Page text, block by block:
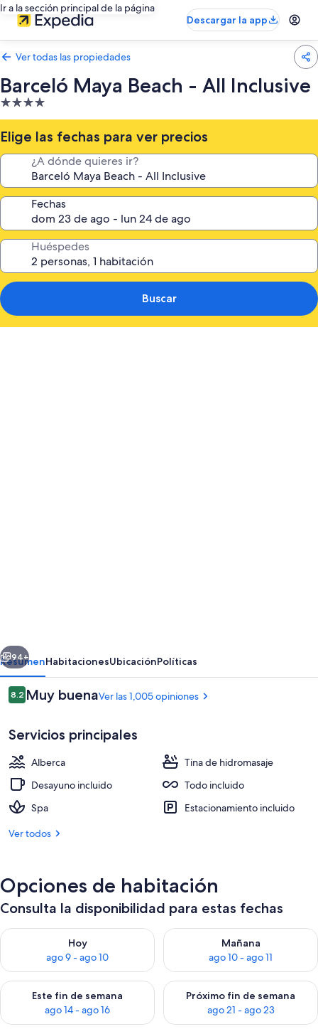
Ir a la sección principal de la página
Descargar la app
Ver todas las propiedades
Barceló Maya Beach - All Inclusive
Propiedad
de
4.0
estrellas
Elige las fechas para ver precios
¿A dónde quieres ir?
Fechas
Huéspedes
Buscar
All
Inclusive
Exterior
Siguiente
94+
ResumenHabitacionesUbicaciónPolíticas
Opiniones
8.28.2 de 10,
Muy buenaVer las 1,005 opiniones
Servicios principales
Alberca
Tina de hidromasaje
Desayuno incluido
Todo incluido
Spa
Estacionamiento incluido
Ver todos
Opciones de habitación
Consulta la disponibilidad para estas fechas
Hoy
ago 9 - ago 10
Consulta la disponibilidad para hoy ago 9 - ago 10
Mañana
ago 10 - ago 11
Consulta la disponibilidad
Este fin de semana
ago 14 - ago 16
Consulta la disponibilidad para este fin de semana ago 14 -
Próximo fin de semana
ago 21 - ago 23
Consulta la disponibilidad